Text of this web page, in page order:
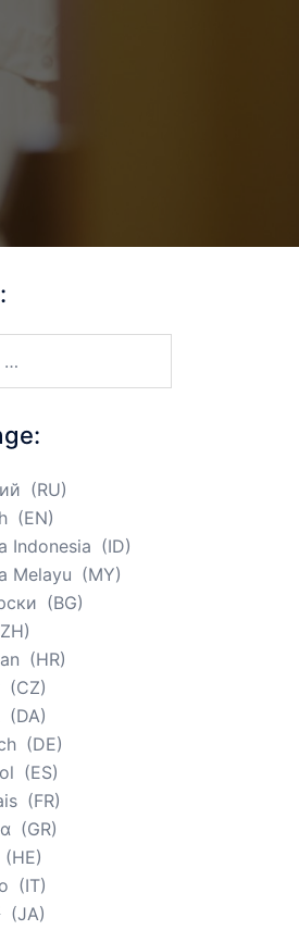
RU
EN
Indonesia
ID
Melayu
MY
BG
ZH
HR
CZ
DA
DE
ES
FR
GR
HE
IT
JA